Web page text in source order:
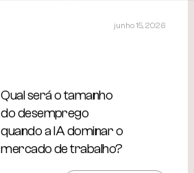
junho 15, 2026
Qual será o tamanho
do desemprego
quando a IA dominar o
mercado de trabalho?